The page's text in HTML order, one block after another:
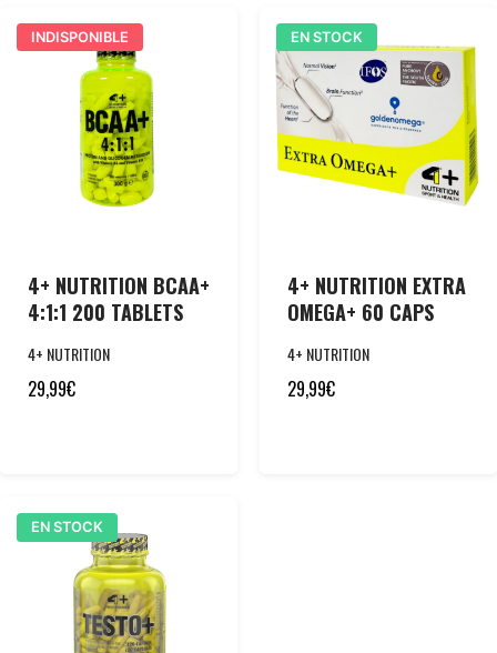
INDISPONIBLE
4+ NUTRITION BCAA+
4:1:1 200 TABLETS
4+ NUTRITION
29,99€
EN STOCK
4+ NUTRITION EXTRA
OMEGA+ 60 CAPS
4+ NUTRITION
29,99€
EN STOCK